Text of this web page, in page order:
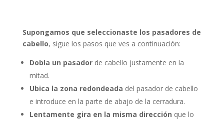
Supongamos que seleccionaste los pasadores de
cabello, sigue los pasos que ves a continuación:
Dobla un pasadorde cabello justamente en la
mitad.
Ubica la zona redondeada del pasador de cabello
e introduce en la parte de abajo de la cerradura.
Lentamente gira en la misma dirección que lo